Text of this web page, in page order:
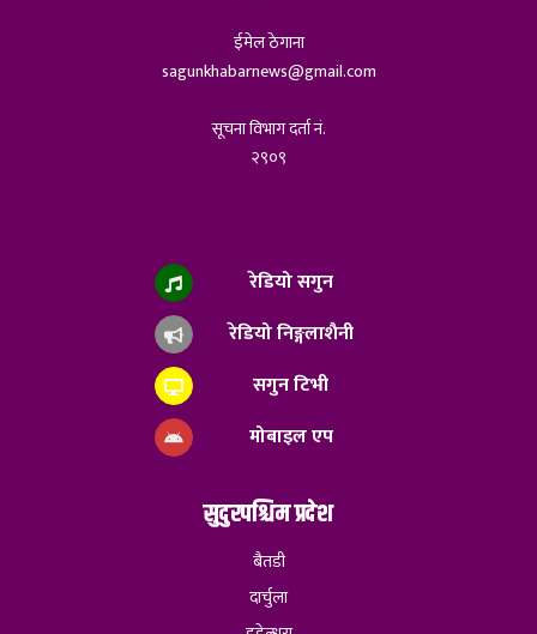
ईमेल ठेगाना
sagunkhabarnews@gmail.com
सूचना विभाग दर्ता नं.
२९०९
रेडियो सगुन
रेडियो निङ्गलाशैनी
सगुन टिभी
मोबाइल एप
सुदुरपश्चिम प्रदेश
बैतडी
दार्चुला